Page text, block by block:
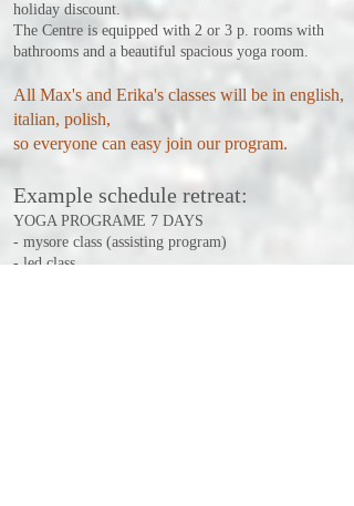
holiday discount.
The Centre is equipped with 2 or 3 p. rooms with
bathrooms and a beautiful spacious yoga room.
All Max's and Erika's classes will be in english,
italian, polish,
so everyone can easy join our program.
Example schedule retreat:
YOGA PROGRAME 7 DAYS
- mysore class (assisting program)
- led class